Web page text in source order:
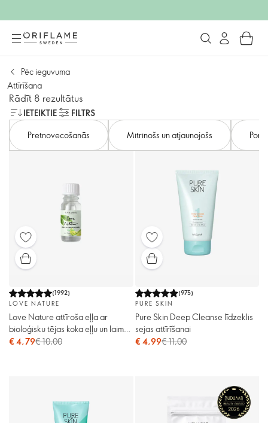
Pēc ieguvuma
Attīrīšana
Rādīt 8 rezultātus
IETEIKTIE
FILTRS
Pretnovecošanās
Mitrinošs un atjaunojošs
(1992)
LOVE NATURE
Love Nature attīroša eļļa ar
bioloģisku tējas koka eļļu un laima
ekstraktu
€ 4,79€ 10,00
(975)
PURE SKIN
Pure Skin Deep Cleanse līdzeklis
sejas attīrīšanai
€ 4,99€ 11,00